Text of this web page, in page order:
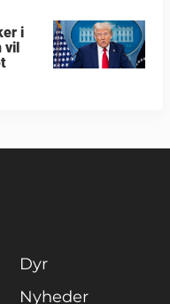
i
vil
Dyr
Nyheder